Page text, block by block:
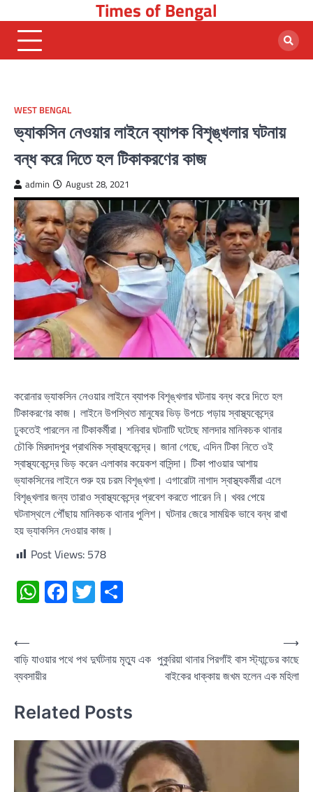
to
content
Times of Bengal
WEST BENGAL
ভ্যাকসিন নেওয়ার লাইনে ব্যাপক বিশৃঙ্খলার ঘটনায়
বন্ধ করে দিতে হল টিকাকরণের কাজ
admin August 28, 2021
করোনার ভ্যাকসিন নেওয়ার লাইনে ব্যাপক বিশৃঙ্খলার ঘটনায় বন্ধ করে দিতে হল
টিকাকরণের কাজ। লাইনে উপস্থিত মানুষের ভিড় উপচে পড়ায় স্বাস্থ্যকেন্দ্রে
ঢুকতেই পারলেন না টিকাকর্মীরা। শনিবার ঘটনাটি ঘটেছে মালদার মানিকচক থানার
চৌকি মিরদাদপুর প্রাথমিক স্বাস্থ্যকেন্দ্রে। জানা গেছে, এদিন টিকা নিতে ওই
স্বাস্থ্যকেন্দ্রে ভিড় করেন এলাকার কয়েকশ বাসিন্দা। টিকা পাওয়ার আশায়
ভ্যাকসিনের লাইনে শুরু হয় চরম বিশৃঙ্খলা। এগারোটা নাগাদ স্বাস্থ্যকর্মীরা এলে
বিশৃঙ্খলার জন্য তারাও স্বাস্থ্যকেন্দ্রে প্রবেশ করতে পারেন নি। খবর পেয়ে
ঘটনাস্থলে পৌঁছায় মানিকচক থানার পুলিশ। ঘটনার জেরে সাময়িক ভাবে বন্ধ রাখা
হয় ভ্যাকসিন দেওয়ার কাজ।
Post Views: 578
WhatsApp
Facebook
Twitter
Post
navigation
⟵
বাড়ি যাওয়ার পথে পথ দুর্ঘটনায় মৃত্যু এক
ব্যবসায়ীর
পুকুরিয়া থানার পিরগাঁই বাস স্ট্যান্ডের কাছে
বাইকের ধাক্কায় জখম হলেন এক মহিলা
⟶
Related Posts